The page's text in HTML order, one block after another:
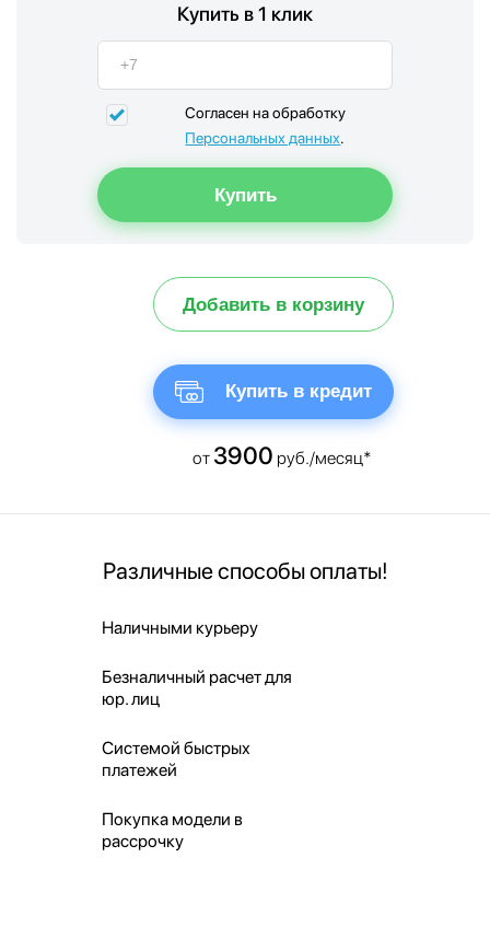
Купить в 1 клик
Согласен на обработку
Персональных данных.
Добавить в корзину
Купить в кредит
от 3900 руб./месяц*
Различные способы оплаты!
Наличными курьеру
Безналичный расчет для
юр. лиц
Системой быстрых
платежей
Покупка модели в
рассрочку